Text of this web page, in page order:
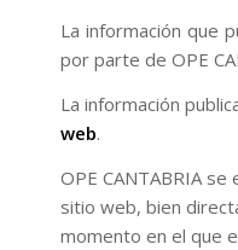
La información que
por parte de OPE
La información
web.
OPE CANTABRIA
sitio web, bien
momento en el que